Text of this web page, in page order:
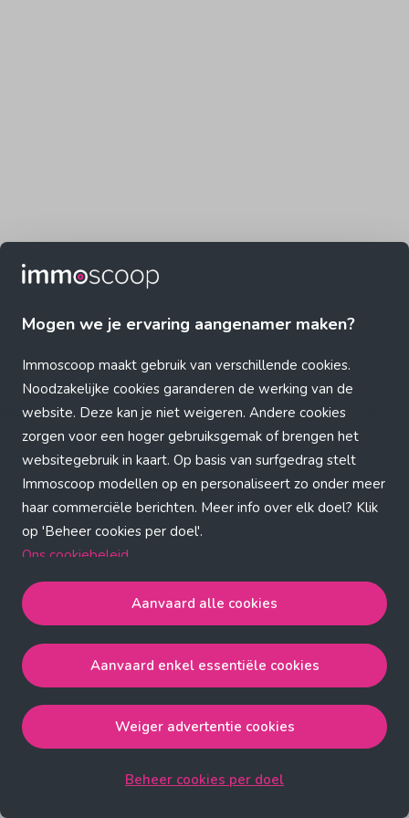
Mogen we je ervaring aangenamer maken?
Immoscoop maakt gebruik van verschillende cookies.
Noodzakelijke cookies garanderen de werking van de
website. Deze kan je niet weigeren. Andere cookies
zorgen voor een hoger gebruiksgemak of brengen het
websitegebruik in kaart. Op basis van surfgedrag stelt
Immoscoop modellen op en personaliseert zo onder meer
haar commerciële berichten. Meer info over elk doel? Klik
op 'Beheer cookies per doel'.
Ons cookiebeleid
Aanvaard alle cookiesgaat akkoord met de strict
noodzakelijke, analytische, functionele en advertentie
cookies.
de strict noodzakelijke cookies.
Weiger advertentie cookiesgaat akkoord met de strict
Aanvaard alle cookies
Aanvaard enkel essentiële cookies
Weiger advertentie cookies
Beheer cookies per doel
Application error: a client-side exception has occurred (see the
browser console for more information)